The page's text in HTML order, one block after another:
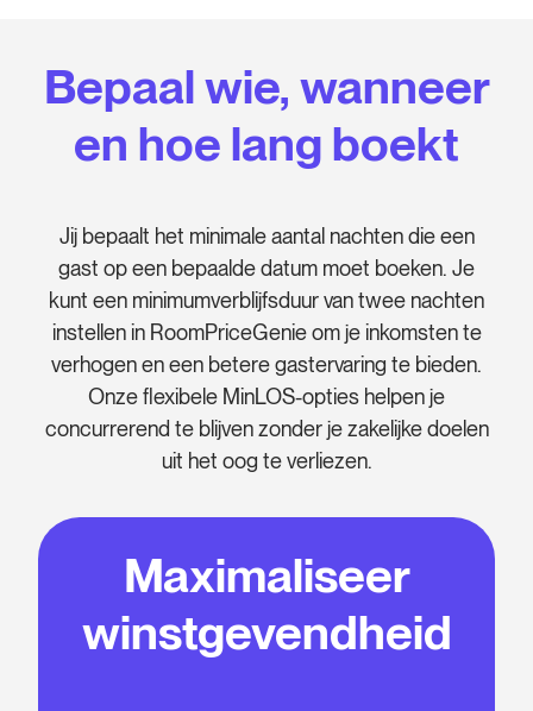
Bepaal wie, wanneer
en hoe lang boekt
Jij bepaalt het minimale aantal nachten die een
gast op een bepaalde datum moet boeken. Je
kunt een minimumverblijfsduur van twee nachten
instellen in RoomPriceGenie om je inkomsten te
verhogen en een betere gastervaring te bieden.
Onze flexibele MinLOS-opties helpen je
concurrerend te blijven zonder je zakelijke doelen
uit het oog te verliezen.
Maximaliseer
winstgevendheid